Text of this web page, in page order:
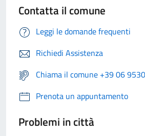
Contatta il comune
Leggi le domande frequenti
Richiedi Assistenza
Chiama il comune +39 06
Prenota un appuntamento
Problemi in città